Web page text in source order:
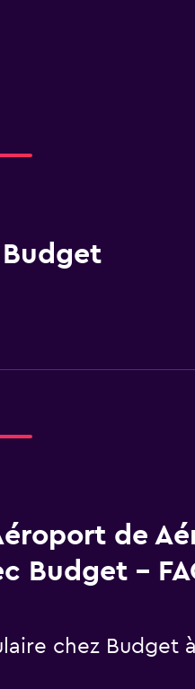
de
Budget -
chez Budget